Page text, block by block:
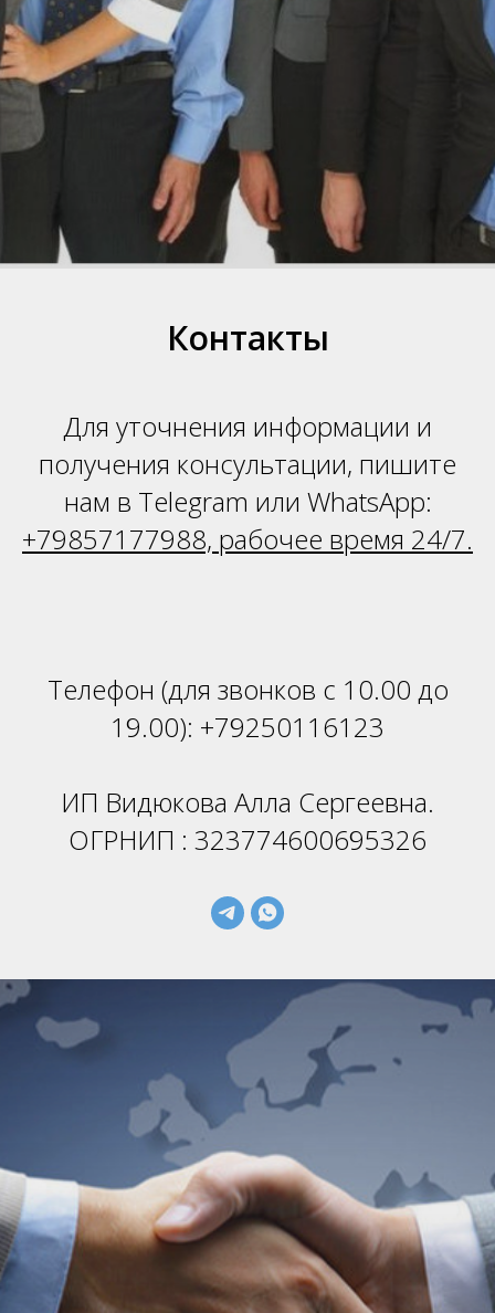
Контакты
Для уточнения информации и
получения консультации, пишите
нам в Telegram или WhatsApp:
+79857177988, рабочее время 24/7.
Телефон (для звонков с 10.00 до
19.00): +79250116123
ИП Видюкова Алла Сергеевна.
ОГРНИП : 323774600695326